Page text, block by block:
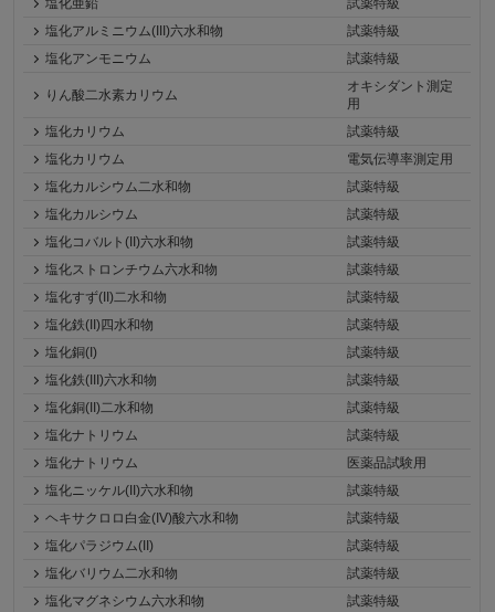
塩化亜鉛
試薬特級
塩化アルミニウム(III)六水和物
試薬特級
塩化アンモニウム
試薬特級
りん酸二水素カリウム
オキシダント測定
用
塩化カリウム
試薬特級
塩化カリウム
電気伝導率測定用
塩化カルシウム二水和物
試薬特級
塩化カルシウム
試薬特級
塩化コバルト(II)六水和物
試薬特級
塩化ストロンチウム六水和物
試薬特級
塩化すず(II)二水和物
試薬特級
塩化鉄(II)四水和物
試薬特級
塩化銅(I)
試薬特級
塩化鉄(III)六水和物
試薬特級
塩化銅(II)二水和物
試薬特級
塩化ナトリウム
試薬特級
塩化ナトリウム
医薬品試験用
塩化ニッケル(II)六水和物
試薬特級
ヘキサクロロ白金(IV)酸六水和物
試薬特級
塩化パラジウム(II)
試薬特級
塩化バリウム二水和物
試薬特級
塩化マグネシウム六水和物
試薬特級